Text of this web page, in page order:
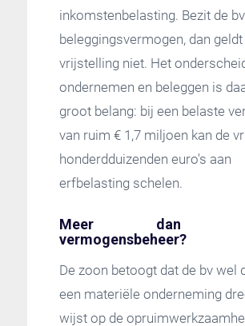
inkomstenbelasting. Bezit de
beleggingsvermogen, dan geldt
vrijstelling niet. Het
ondernemen en beleggen is
groot belang: bij een belaste
van ruim € 1,7 miljoen kan de
honderdduizenden euro's aan
erfbelasting schelen.
Meer dan
vermogensbeheer?
De zoon betoogt dat de bv wel
een materiële onderneming
wijst op de